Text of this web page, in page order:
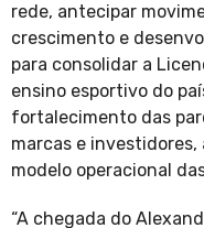
rede, antecipar
crescimento e
para consolidar a
ensino esportivo do
fortalecimento das
marcas e investidores,
modelo operacional
“A chegada do